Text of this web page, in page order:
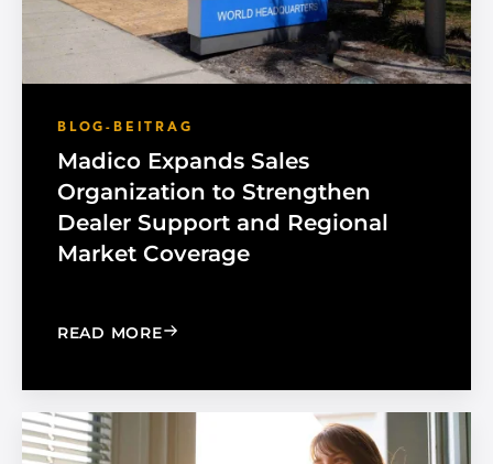
BLOG-BEITRAG
Madico Expands Sales
Organization to Strengthen
Dealer Support and Regional
Market Coverage
READ MORE: MADICO EXPANDS SALES